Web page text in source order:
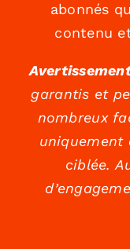
abonnés
contenu
garantis et
nombreux
uniquement
ciblée.